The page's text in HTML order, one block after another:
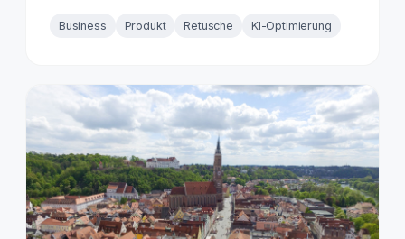
Business Produkt Retusche KI-Optimierung